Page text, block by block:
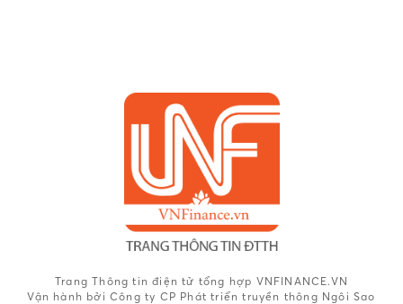
Trang Thông tin điện tử tổng hợp VNFINANCE.VN
Vận hành bởi Công ty CP Phát triển truyền thông Ngôi Sao